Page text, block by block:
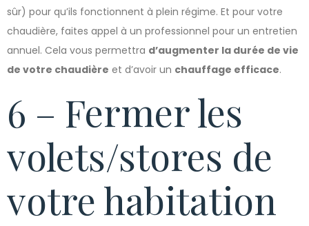
sûr) pour qu’ils fonctionnent à plein régime. Et pour votre
chaudière, faites appel à un professionnel pour un entretien
annuel. Cela vous permettra d’augmenter la durée de vie
de votre chaudière et d’avoir un chauffage efficace.
6 – Fermer les
volets/stores de
votre habitation